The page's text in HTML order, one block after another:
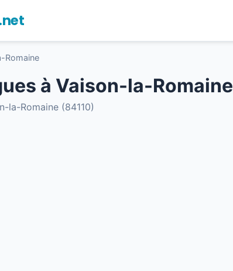
Romaine
à Vaison-la-Romaine
la-Romaine (84110)